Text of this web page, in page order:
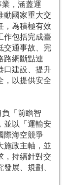
，涵蓋運
動國家重大交
，為積極有效
作包括完成臺
交通事故、完
路網斷點連
口建設、提升
，以提供安全
「前瞻智
並以「運輸安
際海空競爭
施政主軸，並
，持續針對交
展、規劃、